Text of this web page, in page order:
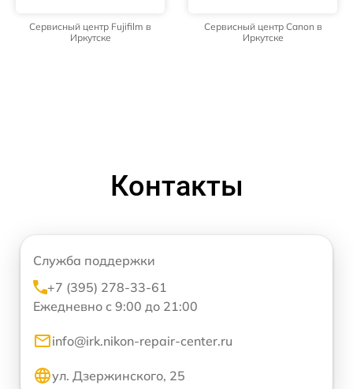
Сервисный центр Fujifilm в
Иркутске
Сервисный центр Canon в
Иркутске
Контакты
Служба поддержки
+7 (395) 278-33-61
Ежедневно с 9:00 до 21:00
info@irk.nikon-repair-center.ru
ул. Дзержинского, 25